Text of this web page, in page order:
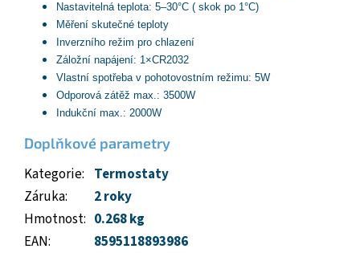
Nastavitelná teplota: 5–30°C ( skok po 1°C)
Měření skutečné teploty
Inverzního režim pro chlazení
Záložní napájení: 1×CR2032
Vlastní spotřeba v pohotovostním režimu: 5W
Odporová zátěž max.: 3500W
Indukční max.: 2000W
Doplňkové parametry
Kategorie: Termostaty
Záruka:
2 roky
Hmotnost: 0.268 kg
EAN: 8595118893986